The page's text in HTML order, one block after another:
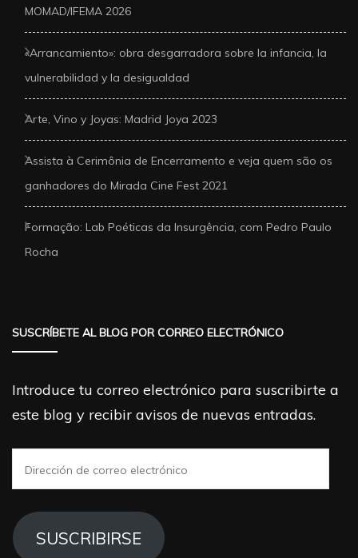
MOMAD/IFEMA 2026
«Arrancamiento»: obra desgarradora sobre la infancia, la
vulnerabilidad y la desigualdad
Arte, Vino y Joyas: Madrid Joya 2023
Assista à Cerimônia de Encerramento e veja quem são os
ganhadores do Mirada Cine Fest 2021
Formação: Lab Poéticas da Insurgência, com Pedro Paulo
Rocha
SUSCRÍBETE AL BLOG POR CORREO ELECTRÓNICO
Introduce tu correo electrónico para suscribirte a
este blog y recibir avisos de nuevas entradas.
de
correo
electrónico
SUSCRIBIRSE